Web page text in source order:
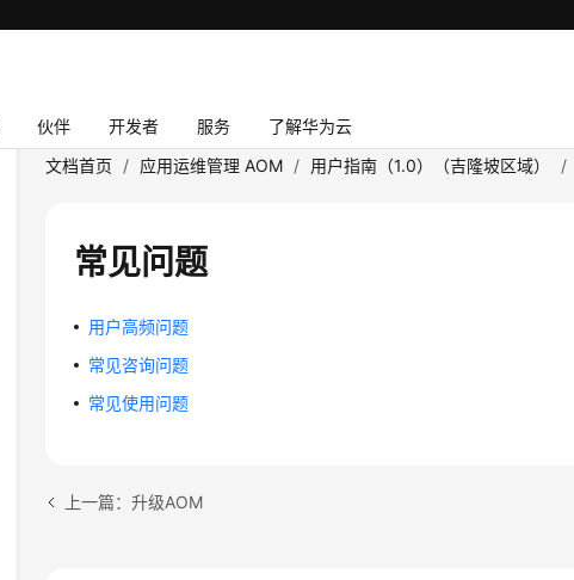
伙伴 开发者 服务 了解华为云
文档首页 / 应用运维管理 AOM / 用户指南（1.0）（吉隆坡区域） /
常见问题
用户高频问题
常见咨询问题
常见使用问题
上一篇：升级AOM